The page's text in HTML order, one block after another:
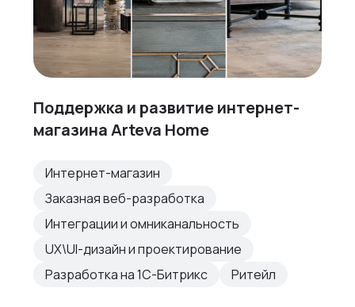
Поддержка и развитие интернет-
магазина Arteva Home
Интернет-магазин
Заказная веб-разработка
Интеграции и омниканальность
UX\UI-дизайн и проектирование
Разработка на 1С-Битрикс
Ритейл